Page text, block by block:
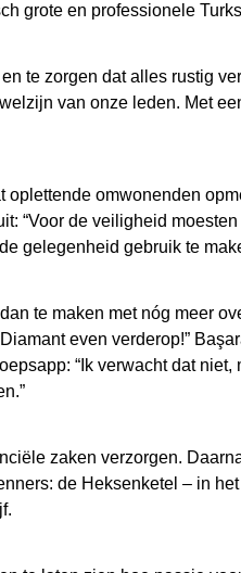
grote en professionele
te zorgen dat alles rustig
van onze leden. Met
omwonenden
“Voor de veiligheid
gelegenheid gebruik te
te maken met nóg meer
even verderop!”
“Ik verwacht dat niet,
zaken verzorgen.
de Heksenketel – in het